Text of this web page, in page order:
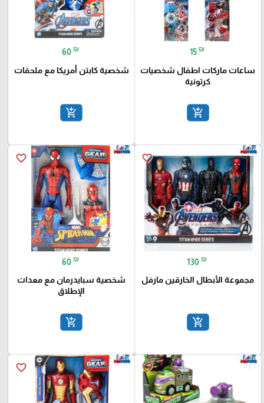
15 ₪
ساعات ماركات اطفال شخصيات
كرتونية
add_shopping_cart
60 ₪
شخصية كابتن أمريكا مع ملحقات
add_shopping_cart
favorite_border
130 ₪
مجموعة الأبطال الخارقين مارفل
add_shopping_cart
favorite_border
60 ₪
شخصية سبايدرمان مع معدات
الإطلاق
add_shopping_cart
favorite_border
favorite_border